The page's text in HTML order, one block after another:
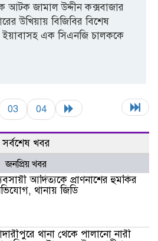
আটক জামাল উদ্দীন কক্সবাজার
উখিয়ায় বিজিবির বিশেষ
ইয়াবাসহ এক সিএনজি চালককে
03 04
সর্বশেষ খবর
জনপ্রিয় খবর
আদিত্যকে প্রাণনাশের হুমকির
থানায় জিডি
থানা থেকে পালানো নারী